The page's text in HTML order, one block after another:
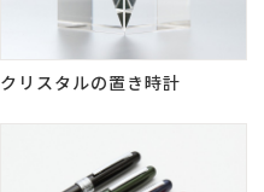
クリスタルの置き時計